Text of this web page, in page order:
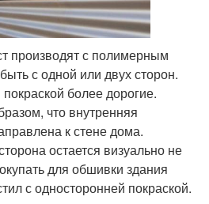
производят с полимерным
с одной или двух сторон.
более дорогие.
что внутренняя
к стене дома.
остается визуально не
для обшивки здания
с односторонней покраской.